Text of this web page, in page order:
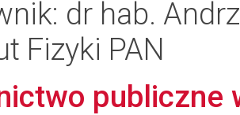
dr hab.
Fizyki PAN
publiczne